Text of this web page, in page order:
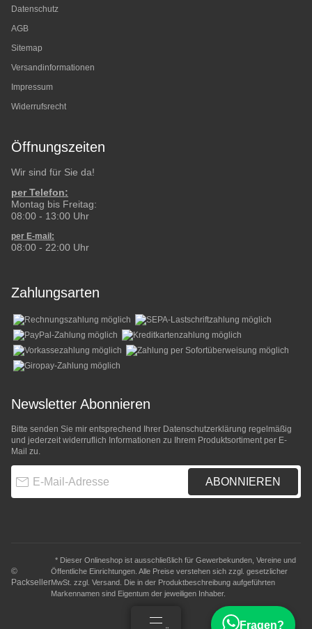
Datenschutz
AGB
Sitemap
Versandinformationen
Impressum
Widerrufsrecht
Öffnungszeiten
Wir sind für Sie da!
per Telefon:
Montag bis Freitag:
08:00 - 13:00 Uhr
per E-mail:
08:00 - 22:00 Uhr
Zahlungsarten
Newsletter Abonnieren
Bitte senden Sie mir entsprechend Ihrer Datenschutzerklärung regelmäßig
und jederzeit widerruflich Informationen zu Ihrem Produktsortiment per E-
Mail zu.
ABONNIEREN
©
Packseller
* Dieser Onlineshop ist ausschließlich für Gewerbekunden, Vereine und
Öffentliche Einrichtungen. Alle Preise verstehen sich zzgl. gesetzlicher
MwSt. zzgl. Versand . Die in der Produktbeschreibung aufgeführten
Markennamen sind Eigentum der jeweiligen Inhaber.
Fragen?